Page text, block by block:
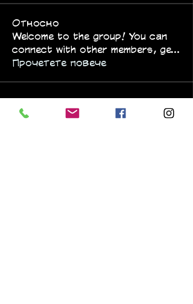
Относно
Welcome to the group! You can
connect with other members, ge...
Прочетете повече
членове
Pratiksha Dhote
Следвай